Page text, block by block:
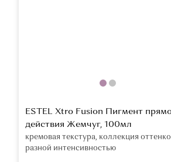
ESTEL Xtro Fusion Пигмент
действия Жемчуг, 100мл
кремовая текстура, коллекция
разной интенсивностью